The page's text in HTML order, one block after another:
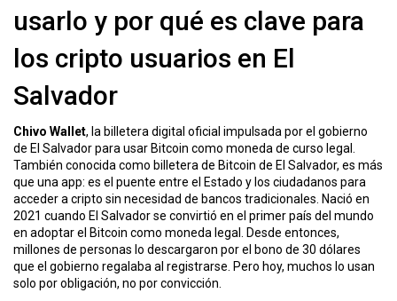
e
c
n
usarlo y por qué es clave para
los cripto usuarios en El
Salvador
Chivo Wallet, la billetera digital oficial impulsada por el gobierno
de El Salvador para usar Bitcoin como moneda de curso legal
También conocida como billetera de Bitcoin de El Salvador, es más
que una app: es el puente entre el Estado y los ciudadanos para
acceder a cripto sin necesidad de bancos tradicionales. Nació en
2021 cuando El Salvador se convirtió en el primer país del mundo
en adoptar el Bitcoin como moneda legal. Desde entonces,
millones de personas lo descargaron por el bono de 30 dólares
que el gobierno regalaba al registrarse. Pero hoy, muchos lo usan
solo por obligación, no por convicción.